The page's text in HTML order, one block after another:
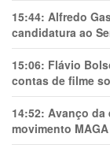
15:44: Alfredo
candidatura ao
15:06: Flávio
contas de filme
14:52: Avanço da
movimento